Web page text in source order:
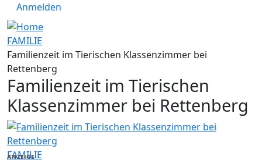
Anmelden
FAMILIE
Familienzeit im Tierischen Klassenzimmer bei
Rettenberg
Familienzeit im Tierischen
Klassenzimmer bei Rettenberg
FAMILIE
ANZEIGE